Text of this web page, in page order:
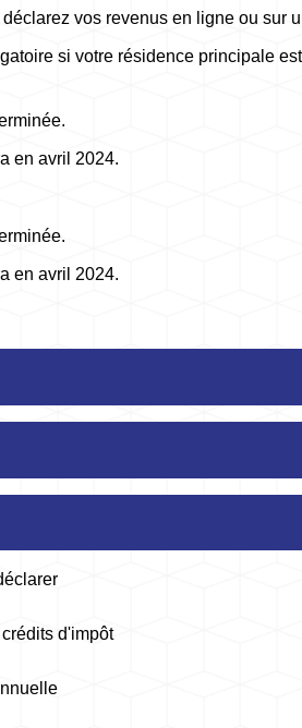
vos revenus en ligne ou sur
si votre résidence principale
en avril 2024.
en avril 2024.
d'impôt